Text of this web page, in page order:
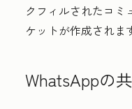
クフィルされたコミ
ケットが作成されま
WhatsAppの